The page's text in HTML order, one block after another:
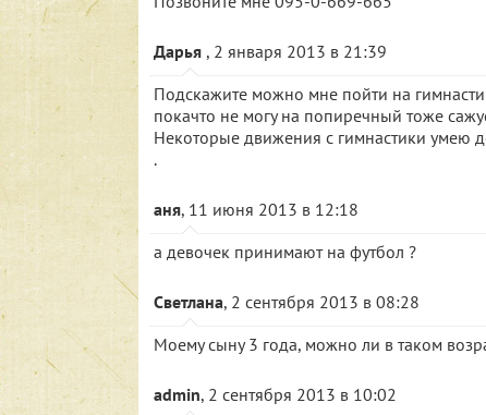
Дарья , 2 января 2013 в 21:39
Подскажите можно мне пойти на
покачто не могу на попиречный тоже
Некоторые движения с гимнастики умею
.
аня, 11 июня 2013 в 12:18
а девочек принимают на футбол ?
Светлана, 2 сентября 2013 в 08:28
Моему сыну 3 года, можно ли в таком
admin, 2 сентября 2013 в 10:02